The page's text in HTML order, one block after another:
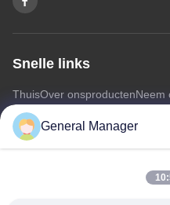
Snelle links
ThuisOver onsproductenNeem
Sitemap
Neem contact met ons
General Manager